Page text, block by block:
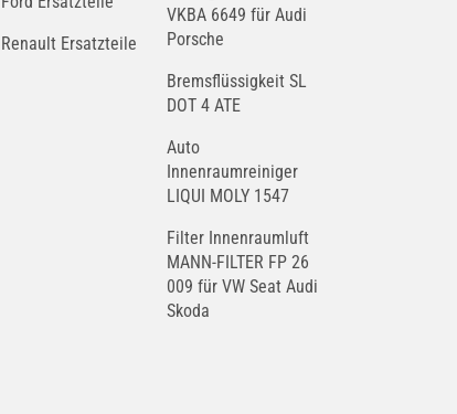
Renault Ersatzteile
VKBA 6649 für Audi
Porsche
Bremsflüssigkeit SL
DOT 4 ATE
Auto
Innenraumreiniger
LIQUI MOLY 1547
Filter Innenraumluft
MANN-FILTER FP 26
009 für VW Seat Audi
Skoda